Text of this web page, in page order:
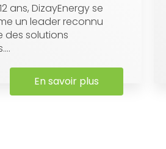
ans, DizayEnergy se
un leader reconnu
des solutions
En savoir plus